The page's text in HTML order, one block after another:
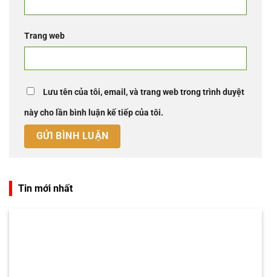
Trang web
Lưu tên của tôi, email, và trang web trong trình duyệt
này cho lần bình luận kế tiếp của tôi.
Tin mới nhất